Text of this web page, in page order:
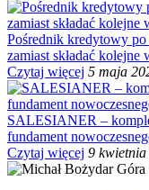
Pośrednik kredytowy
zamiast składać kolejne
Czytaj więcej 5 maja
SALESIANER –
fundament
Czytaj więcej 9 kwietnia